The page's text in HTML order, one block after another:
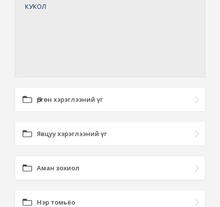
КУКОЛ
Өргөн хэрэглээний үг
Явцуу хэрэглээний үг
Аман зохиол
Нэр томьёо